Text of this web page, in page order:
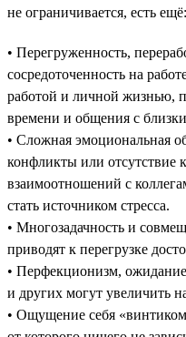
не ограничивается, есть ещё:
• Перегруженность,
сосредоточенность на
работой и личной жизнью,
времени и общения с
• Сложная эмоциональная
конфликты или отсутствие
взаимоотношений с
стать источником стресса.
• Многозадачность и
приводят к перегрузке
• Перфекционизм, ожидание
и других могут увеличить
• Ощущение себя